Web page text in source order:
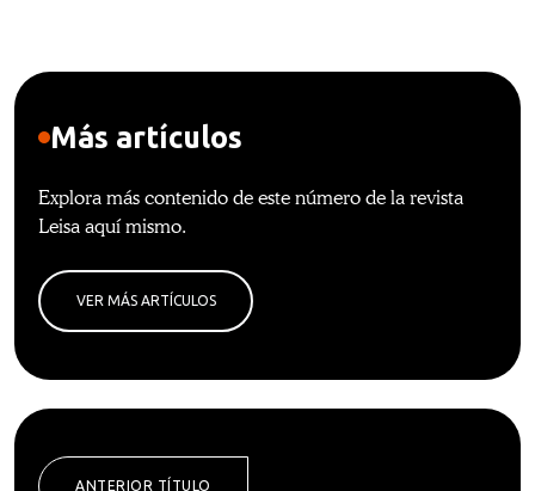
Más artículos
Explora más contenido de este número de la revista
Leisa aquí mismo.
VER MÁS ARTÍCULOS
ANTERIOR TÍTULO